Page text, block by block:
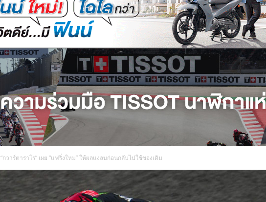
“กวาร์ตาราโร” เผย “แฟริ่งใหม่” ให้ผลแง่ลบก่อนกลับไปใช้ของเดิม